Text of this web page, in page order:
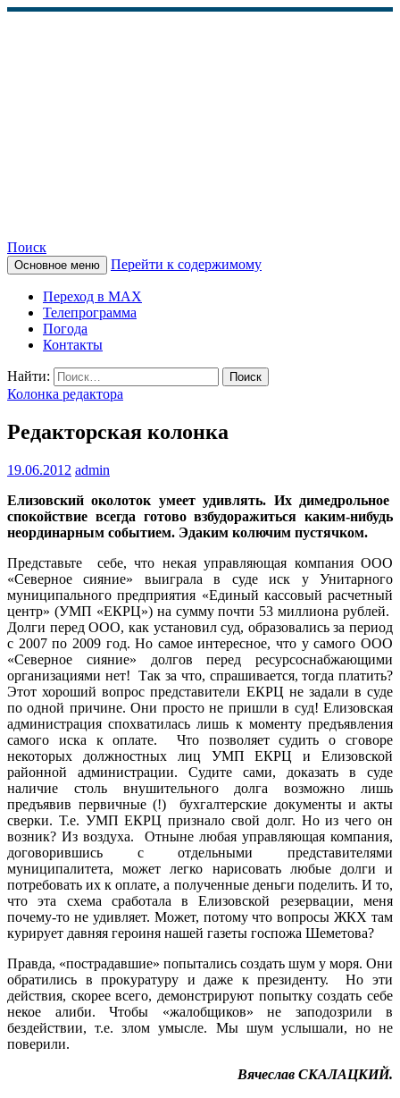
КАМЧАТСКОЕ
ИНФОРМАЦИОННОЕ
АГЕНТСТВО (КИА
«ВЕСТИ»)
Поиск
Основное меню Перейти к содержимому
Переход в MAX
Телепрограмма
Погода
Контакты
Найти:
Колонка редактора
Редакторская колонка
19.06.2012 admin
Елизовский околоток умеет удивлять. Их димедрольное
спокойствие всегда готово взбудоражиться каким-нибудь
неординарным событием. Эдаким колючим пустячком.
Представьте себе, что некая управляющая компания ООО
«Северное сияние» выиграла в суде иск у Унитарного
муниципального предприятия «Единый кассовый расчетный
центр» (УМП «ЕКРЦ») на сумму почти 53 миллиона рублей.
Долги перед ООО, как установил суд, образовались за период
с 2007 по 2009 год. Но самое интересное, что у самого ООО
«Северное сияние» долгов перед ресурсоснабжающими
организациями нет! Так за что, спрашивается, тогда платить?
Этот хороший вопрос представители ЕКРЦ не задали в суде
по одной причине. Они просто не пришли в суд! Елизовская
администрация спохватилась лишь к моменту предъявления
самого иска к оплате. Что позволяет судить о сговоре
некоторых должностных лиц УМП ЕКРЦ и Елизовской
районной администрации. Судите сами, доказать в суде
наличие столь внушительного долга возможно лишь
предъявив первичные (!) бухгалтерские документы и акты
сверки. Т.е. УМП ЕКРЦ признало свой долг. Но из чего он
возник? Из воздуха. Отныне любая управляющая компания,
договорившись с отдельными представителями
муниципалитета, может легко нарисовать любые долги и
потребовать их к оплате, а полученные деньги поделить. И то,
что эта схема сработала в Елизовской резервации, меня
почему-то не удивляет. Может, потому что вопросы ЖКХ там
курирует давняя героиня нашей газеты госпожа Шеметова?
Правда, «пострадавшие» попытались создать шум у моря. Они
обратились в прокуратуру и даже к президенту. Но эти
действия, скорее всего, демонстрируют попытку создать себе
некое алиби. Чтобы «жалобщиков» не заподозрили в
бездействии, т.е. злом умысле. Мы шум услышали, но не
поверили.
Вячеслав СКАЛАЦКИЙ.